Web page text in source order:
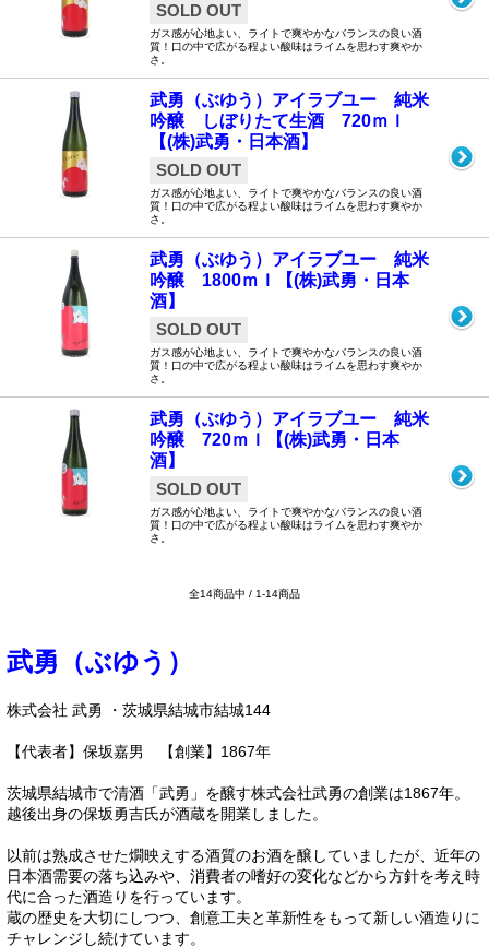
SOLD OUT
ガス感が心地よい、ライトで爽やかなバランスの良い酒
質！口の中で広がる程よい酸味はライムを思わす爽やか
さ。
武勇（ぶゆう）アイラブユー 純米
吟醸 しぼりたて生酒 720ｍｌ
【(株)武勇・日本酒】
SOLD OUT
ガス感が心地よい、ライトで爽やかなバランスの良い酒
質！口の中で広がる程よい酸味はライムを思わす爽やか
さ。
武勇（ぶゆう）アイラブユー 純米
吟醸 1800ｍｌ【(株)武勇・日本
酒】
SOLD OUT
ガス感が心地よい、ライトで爽やかなバランスの良い酒
質！口の中で広がる程よい酸味はライムを思わす爽やか
さ。
武勇（ぶゆう）アイラブユー 純米
吟醸 720ｍｌ【(株)武勇・日本
酒】
SOLD OUT
ガス感が心地よい、ライトで爽やかなバランスの良い酒
質！口の中で広がる程よい酸味はライムを思わす爽やか
さ。
全14商品中 / 1-14商品
武勇（ぶゆう）
株式会社 武勇 ・茨城県結城市結城144
【代表者】保坂嘉男 【創業】1867年
茨城県結城市で清酒「武勇」を醸す株式会社武勇の創業は1867年。
越後出身の保坂勇吉氏が酒蔵を開業しました。
以前は熟成させた燗映えする酒質のお酒を醸していましたが、近年の
日本酒需要の落ち込みや、消費者の嗜好の変化などから方針を考え時
代に合った酒造りを行っています。
蔵の歴史を大切にしつつ、創意工夫と革新性をもって新しい酒造りに
チャレンジし続けています。